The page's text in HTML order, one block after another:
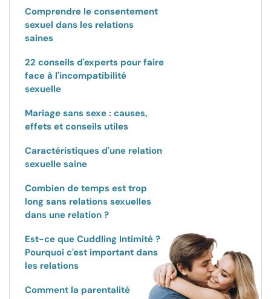
Comprendre le consentement
sexuel dans les relations
saines
22 conseils d'experts pour faire
face à l'incompatibilité
sexuelle
Mariage sans sexe : causes,
effets et conseils utiles
Caractéristiques d'une relation
sexuelle saine
Combien de temps est trop
long sans relations sexuelles
dans une relation ?
Est-ce que Cuddling Intimité ?
Pourquoi c'est important dans
les relations
Comment la parentalité